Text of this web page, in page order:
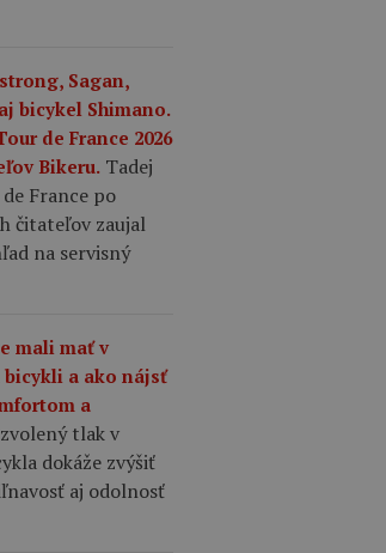
Sagan,
bicykel Shimano.
de France 2026
Bikeru. Tadej
France po
čitateľov zaujal
na servisný
mali mať v
a ako nájsť
a
tlak v
dokáže zvýšiť
aj odolnosť